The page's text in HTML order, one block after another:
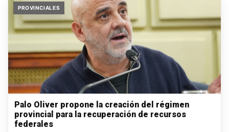
PROVINCIALES
Palo Oliver propone la creación del régimen
provincial para la recuperación de recursos
federales